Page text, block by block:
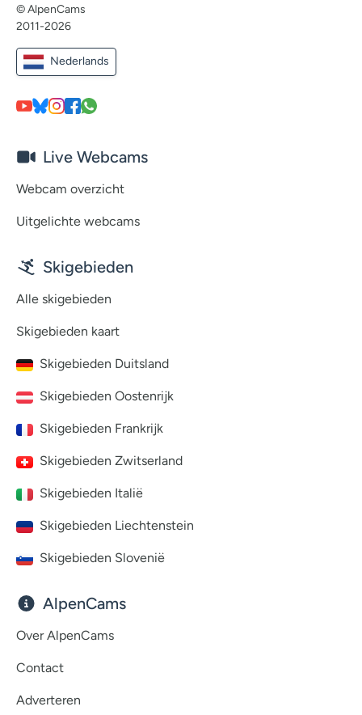
© AlpenCams
2011-2026
Nederlands
Live Webcams
Webcam overzicht
Uitgelichte webcams
Skigebieden
Alle skigebieden
Skigebieden kaart
Skigebieden Duitsland
Skigebieden Oostenrijk
Skigebieden Frankrijk
Skigebieden Zwitserland
Skigebieden Italië
Skigebieden Liechtenstein
Skigebieden Slovenië
AlpenCams
Over AlpenCams
Contact
Adverteren